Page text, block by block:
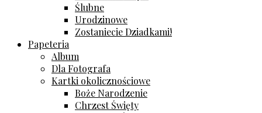
Ślubne
Urodzinowe
Zostaniecie Dziadkami!
Papeteria
Album
Dla Fotografa
Kartki okolicznościowe
Boże Narodzenie
Chrzest Święty